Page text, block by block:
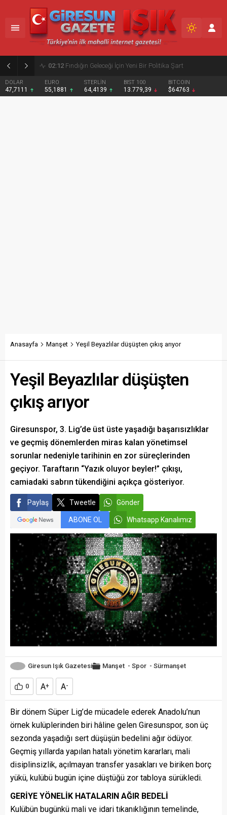
02:12 Fındığın Geleceği İçin Yeni Bir Politika Şart
DOLAR
47,7111
EURO
55,1881
STERLİN
64,4139
BIST 100
13.779,39
BITCOIN
$64763
Anasayfa Manşet Yeşil Beyazlılar düşüşten çıkış arıyor
Yeşil Beyazlılar düşüşten
çıkış arıyor
Giresunspor, 3. Lig’de üst üste yaşadığı başarısızlıklar
ve geçmiş dönemlerden miras kalan yönetimsel
sorunlar nedeniyle tarihinin en zor süreçlerinden
geçiyor. Taraftarın “Yazık oluyor beyler!” çıkışı,
camiadaki sabrın tükendiğini açıkça gösteriyor.
Paylaş Tweetle Gönder
ABONE OL Whatsapp Kanalımız
Giresun Işık Gazetesi Manşet - Spor - Sürmanşet
0 A+ A-
Bir dönem Süper Lig’de mücadele ederek Anadolu’nun
örnek kulüplerinden biri hâline gelen Giresunspor, son üç
sezonda yaşadığı sert düşüşün bedelini ağır ödüyor.
Geçmiş yıllarda yapılan hatalı yönetim kararları, mali
disiplinsizlik, açılmayan transfer yasakları ve biriken borç
yükü, kulübü bugün içine düştüğü zor tabloya sürükledi.
GERİYE YÖNELİK HATALARIN AĞIR BEDELİ
Kulübün bugünkü mali ve idari tıkanıklığının temelinde,